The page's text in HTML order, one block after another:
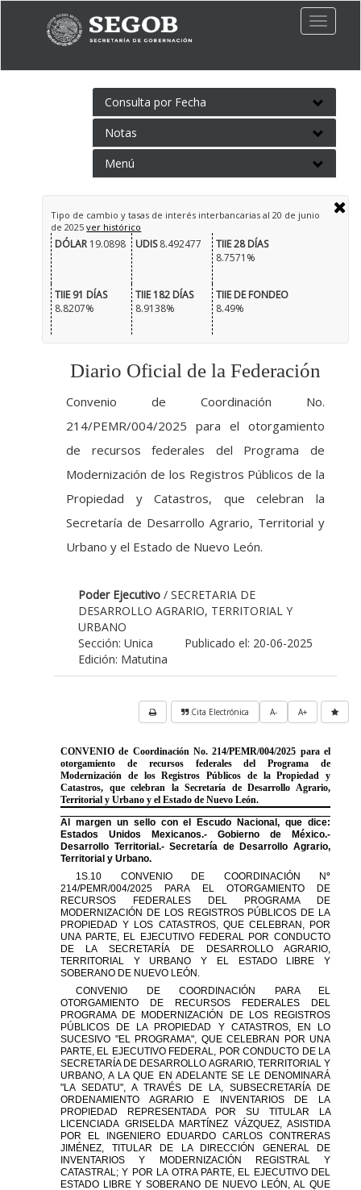
Toggle
Consulta por Fecha
Notas
Menú
Tipo de cambio y tasas de interés interbancarias al 20 de junio
de 2025ver histórico
DÓLAR19.0898 UDIS8.492477
TIIE 28 DÍAS
8.7571%
TIIE 91 DÍAS
8.8207%
TIIE 182 DÍAS
8.9138%
TIIE DE FONDEO
8.49%
Diario Oficial de la Federación
Convenio de Coordinación No.
214/PEMR/004/2025 para el otorgamiento
de recursos federales del Programa de
Modernización de los Registros Públicos de la
Propiedad y Catastros, que celebran la
Secretaría de Desarrollo Agrario, Territorial y
Urbano y el Estado de Nuevo León.
Poder Ejecutivo / SECRETARIA DE
DESARROLLO AGRARIO, TERRITORIAL Y
URBANO
Publicado el: 20-06-2025
Sección: Unica
Edición: Matutina
A+
A-
Cita Electrónica